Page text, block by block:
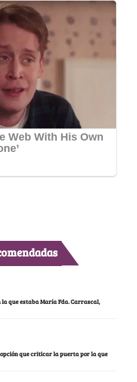
que estaba María Fda. Carrascal,
que criticar la puerta por la que